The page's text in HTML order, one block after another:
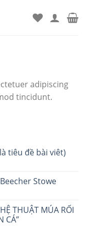
adipiscing
tincidunt.
tiêu đề bài viêt)
Stowe
THUẬT MÚA RỐI
CÁ”